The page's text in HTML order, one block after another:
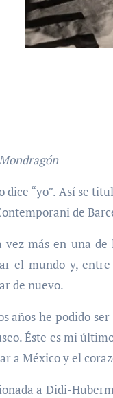
dice “yo”. Así se
de
vez más en una
el mundo y,
de nuevo.
años he podido
Éste es mi
a México y el
a Didi-